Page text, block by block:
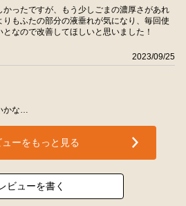
ったですが、もう少しごまの濃厚さがあれ
もふたの部分の液垂れが気になり、毎回使
なので改善してほしいと思いました！
2023/09/25
かな…
ューをもっと見る
ビューを書く